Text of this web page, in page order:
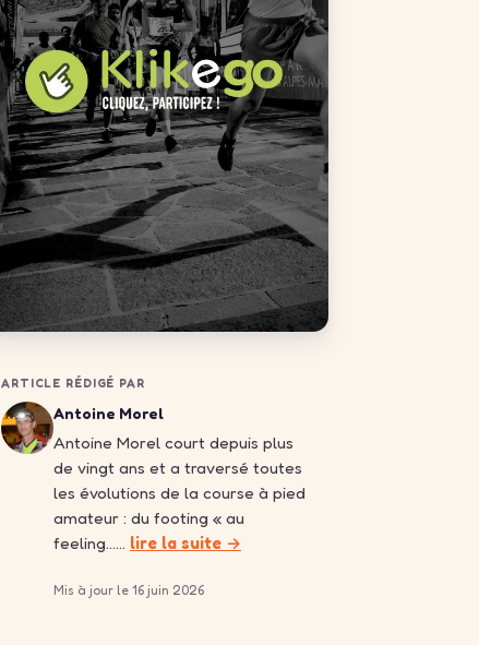
ARTICLE RÉDIGÉ PAR
Antoine Morel
Antoine Morel court depuis plus
de vingt ans et a traversé toutes
les évolutions de la course à pied
amateur : du footing « au
feeling…… lire la suite →
Mis à jour le 16 juin 2026